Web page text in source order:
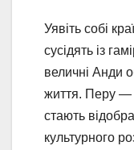
Уявіть собі
сусідять із
величні Анди
життя. Перу —
стають
культурного